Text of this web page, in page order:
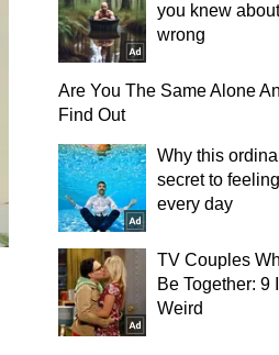
you knew
wrong
Are You The Same Alone
Find Out
Why this
secret to
every day
TV Couples
Be Together: 9
Weird